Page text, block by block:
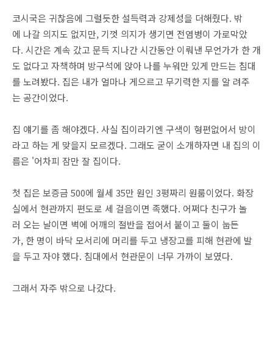
코시국은 귀찮음에 그럴듯한 설득력과 강제성을 더해줬다. 밖
에 나갈 의지도 없지만, 기껏 의지가 생기면 전염병이 가로막았
다. 시간은 계속 갔고 문득 지나간 시간동안 이뤄낸 무언가가 한 개
도 없다고 자책하며 방구석에 앉아 나를 누워만 있게 만드는 침대
를 노려봤다. 집은 내가 얼마나 게으르고 무기력한 지를 알 려주
는 공간이었다.
집 얘기를 좀 해야겠다. 사실 집이라기엔 구색이 형편없어서 방이
라고 하는 게 맞을지 모르겠다. 그래도 굳이 소개하자면 내 집의 이
름은 '어차피 잠만 잘 집이다.
첫 집은 보증금 500에 월세 35만 원인 3평짜리 원룸이었다. 화장
실에서 현관까지 편도로 세 걸음이면 족했다. 어쩌다 친구가 놀
러 오는 날이면 벽에 어깨의 절반을 접어서 붙이고 둘이 눕든
가, 한 명이 바닥 모서리에 머리를 두고 냉장고를 피해 현관에 발
을 두고 자야 했다. 침대에서 현관문이 너무 가까이 보였다.
그래서 자주 밖으로 나갔다.